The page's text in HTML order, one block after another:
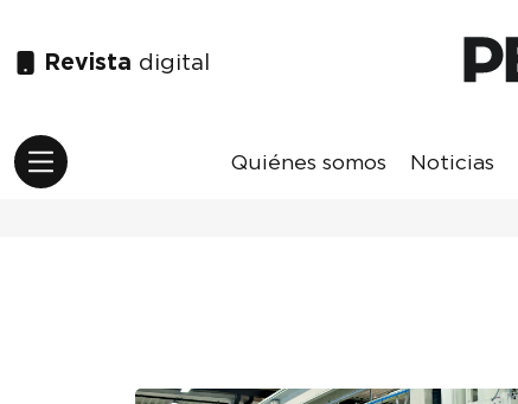
Revista digital
Quiénes somos Noticias